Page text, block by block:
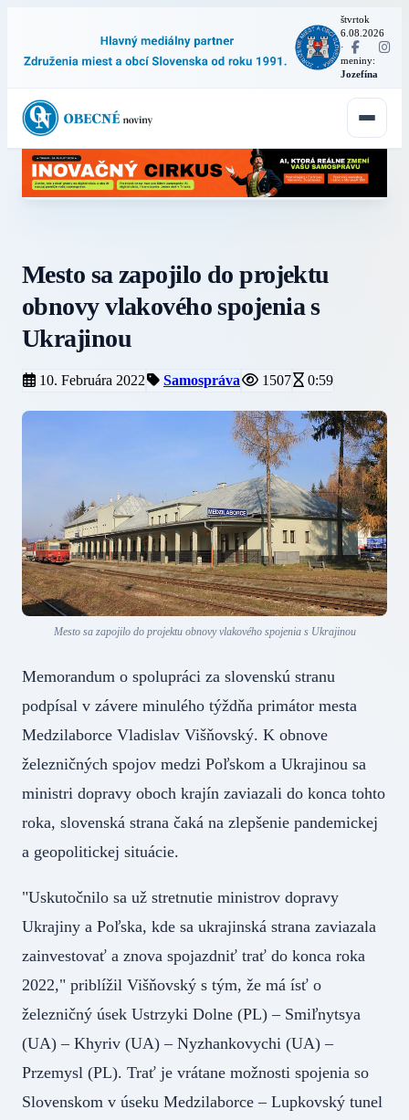
štvrtok
6.08.2026
·
meniny:
Jozefína
Mesto sa zapojilo do projektu
obnovy vlakového spojenia s
Ukrajinou
10. Februára 2022 Samospráva 1507 0:59
Mesto sa zapojilo do projektu obnovy vlakového spojenia s Ukrajinou
Memorandum o spolupráci za slovenskú stranu
podpísal v závere minulého týždňa primátor mesta
Medzilaborce Vladislav Višňovský. K obnove
železničných spojov medzi Poľskom a Ukrajinou sa
ministri dopravy oboch krajín zaviazali do konca tohto
roka, slovenská strana čaká na zlepšenie pandemickej
a geopolitickej situácie.
"Uskutočnilo sa už stretnutie ministrov dopravy
Ukrajiny a Poľska, kde sa ukrajinská strana zaviazala
zainvestovať a znova spojazdniť trať do konca roka
2022," priblížil Višňovský s tým, že má ísť o
železničný úsek Ustrzyki Dolne (PL) – Smiľnytsya
(UA) – Khyriv (UA) – Nyzhankovychi (UA) –
Przemysl (PL). Trať je vrátane možnosti spojenia so
Slovenskom v úseku Medzilaborce – Lupkovský tunel